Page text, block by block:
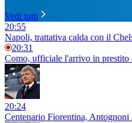
Vedi tutti
20:55
Napoli, trattativa calda con il
20:31
Como, ufficiale l'arrivo in prestito
20:24
Centenario Fiorentina,